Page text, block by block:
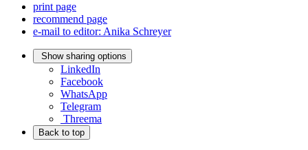
print page
recommend page
e-mail to editor: Anika Schreyer
Show sharing options
LinkedIn
Facebook
WhatsApp
Telegram
Threema
Back to top